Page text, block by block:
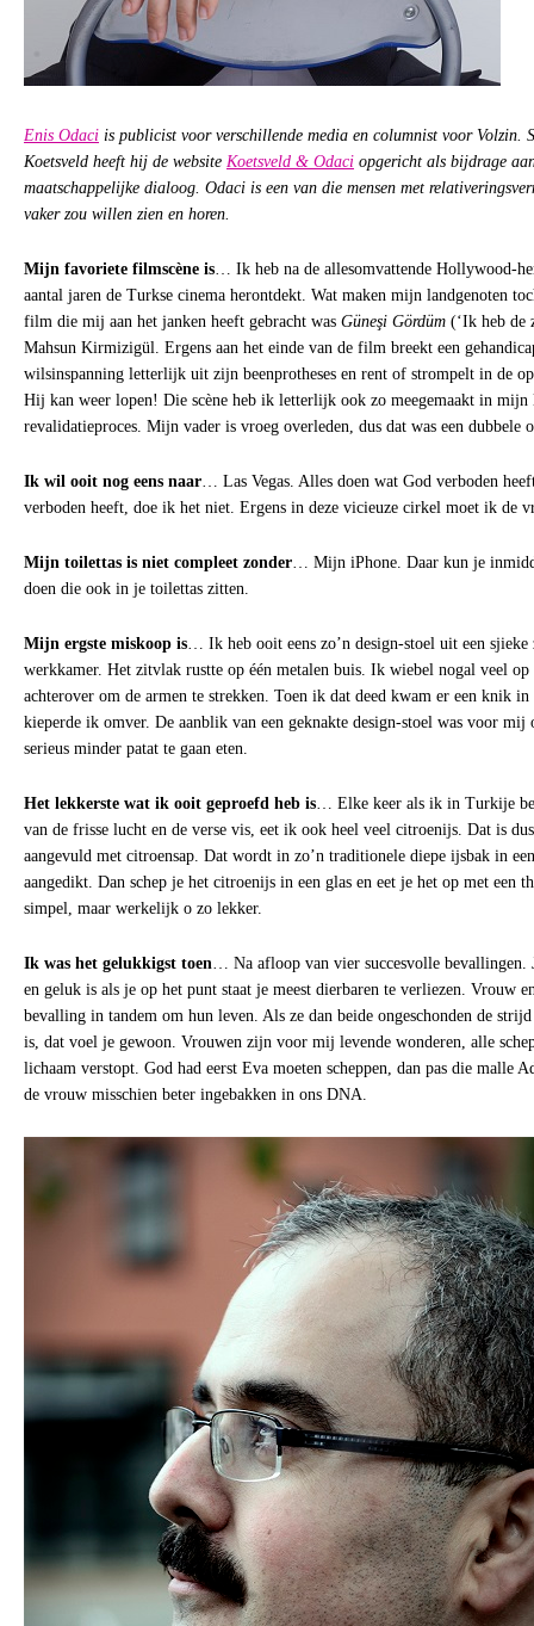
Enis Odaci is publicist voor verschillende media en columnist voor Volzin.
Koetsveld heeft hij de website Koetsveld & Odaci opgericht als bijdrage
maatschappelijke dialoog. Odaci is een van die mensen met
vaker zou willen zien en horen.
Mijn favoriete filmscène is… Ik heb na de allesomvattende Hollywood-
aantal jaren de Turkse cinema herontdekt. Wat maken mijn landgenoten
film die mij aan het janken heeft gebracht was Güneşi Gördüm (‘Ik heb de
Mahsun Kirmizigül. Ergens aan het einde van de film breekt een
wilsinspanning letterlijk uit zijn beenprotheses en rent of strompelt in de
Hij kan weer lopen! Die scène heb ik letterlijk ook zo meegemaakt in mijn
revalidatieproces. Mijn vader is vroeg overleden, dus dat was een dubbele
Ik wil ooit nog eens naar… Las Vegas. Alles doen wat God verboden
verboden heeft, doe ik het niet. Ergens in deze vicieuze cirkel moet ik de
Mijn toilettas is niet compleet zonder… Mijn iPhone. Daar kun je
doen die ook in je toilettas zitten.
Mijn ergste miskoop is… Ik heb ooit eens zo’n design-stoel uit een
werkkamer. Het zitvlak rustte op één metalen buis. Ik wiebel nogal veel
achterover om de armen te strekken. Toen ik dat deed kwam er een knik
kieperde ik omver. De aanblik van een geknakte design-stoel was voor mij
serieus minder patat te gaan eten.
Het lekkerste wat ik ooit geproefd heb is… Elke keer als ik in Turkije
van de frisse lucht en de verse vis, eet ik ook heel veel citroenijs. Dat is
aangevuld met citroensap. Dat wordt in zo’n traditionele diepe ijsbak in
aangedikt. Dan schep je het citroenijs in een glas en eet je het op met een
simpel, maar werkelijk o zo lekker.
Ik was het gelukkigst toen… Na afloop van vier succesvolle bevallingen.
en geluk is als je op het punt staat je meest dierbaren te verliezen. Vrouw
bevalling in tandem om hun leven. Als ze dan beide ongeschonden de
is, dat voel je gewoon. Vrouwen zijn voor mij levende wonderen, alle
lichaam verstopt. God had eerst Eva moeten scheppen, dan pas die malle
de vrouw misschien beter ingebakken in ons DNA.